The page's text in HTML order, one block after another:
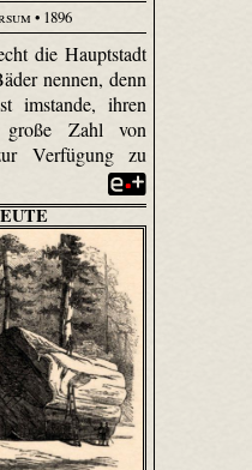
• 1896
die Hauptstadt
nennen, denn
imstande, ihren
Zahl von
Verfügung zu